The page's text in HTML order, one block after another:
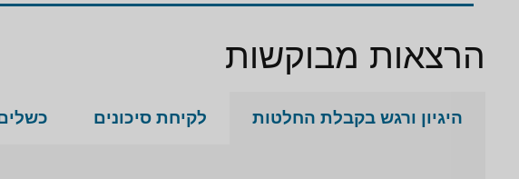
הרצאות מבוקשות
היגיון ורגש בקבלת החלטות לקיחת סיכונים